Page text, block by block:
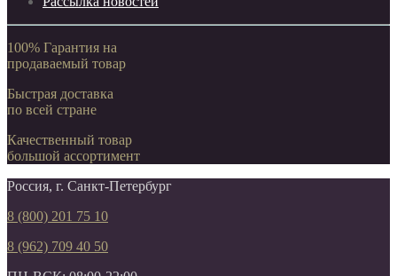
100% Гарантия на
продаваемый товар
Быстрая доставка
по всей стране
Качественный товар
большой ассортимент
Россия, г. Санкт-Петербург
8 (800) 201 75 10
8 (962) 709 40 50